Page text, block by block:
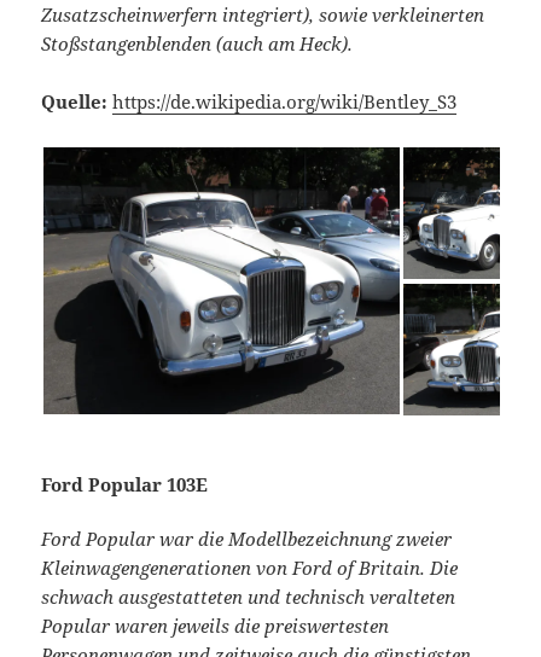
Zusatzscheinwerfern integriert), sowie verkleinerten
Stoßstangenblenden (auch am Heck).
Quelle: https://de.wikipedia.org/wiki/Bentley_S3
Ford Popular 103E
Ford Popular war die Modellbezeichnung zweier
Kleinwagengenerationen von Ford of Britain. Die
schwach ausgestatteten und technisch veralteten
Popular waren jeweils die preiswertesten